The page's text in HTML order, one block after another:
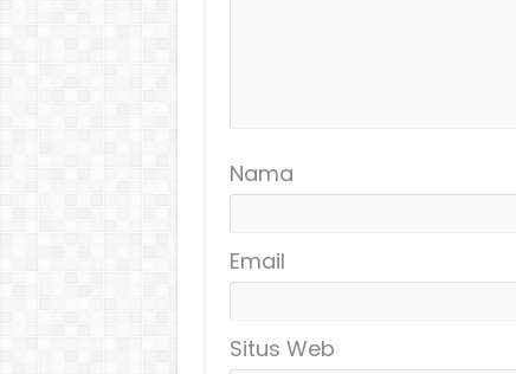
Nama
Email
Situs Web